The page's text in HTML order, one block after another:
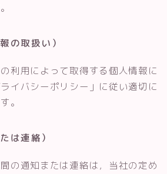
の取扱い）
利用によって取得する個人情報に
イバシーポリシー」に従い適切に
。
は連絡）
の通知または連絡は，当社の定め